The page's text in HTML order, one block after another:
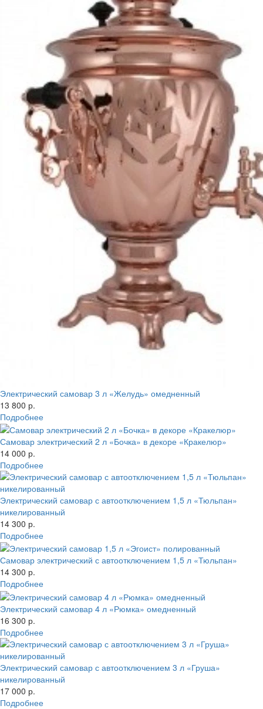
Электрический самовар 3 л «Желудь» омедненный
13 800 р.
Подробнее
Самовар электрический 2 л «Бочка» в декоре «Кракелюр»
14 000 р.
Подробнее
Электрический самовар с автоотключением 1,5 л «Тюльпан»
никелированный
14 300 р.
Подробнее
Самовар электрический с автоотключением 1,5 л «Тюльпан»
14 300 р.
Подробнее
Электрический самовар 4 л «Рюмка» омедненный
16 300 р.
Подробнее
Электрический самовар с автоотключением 3 л «Груша»
никелированный
17 000 р.
Подробнее